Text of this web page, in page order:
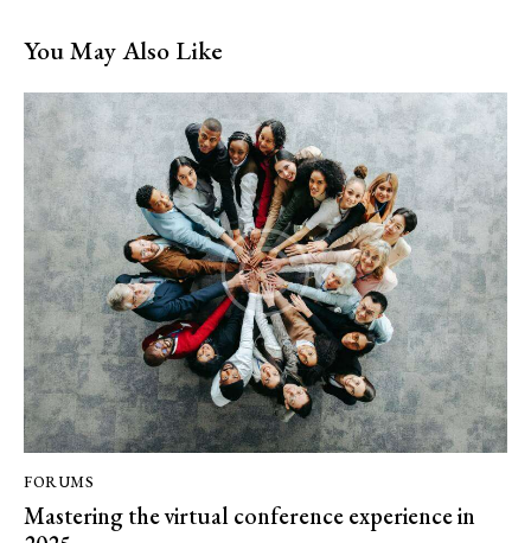
You May Also Like
FORUMS
Mastering the virtual conference experience in